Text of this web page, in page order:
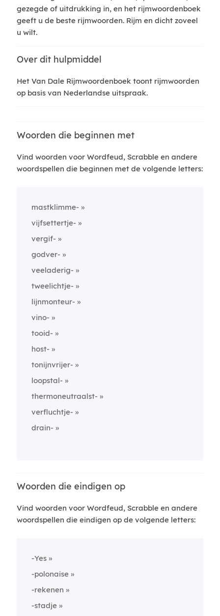
gezegde of uitdrukking in, en het rijmwoordenboek
geeft u de beste rijmwoorden. Rijm en dicht zoveel
u wilt.
Over dit hulpmiddel
Het Van Dale Rijmwoordenboek toont rijmwoorden
op basis van Nederlandse uitspraak.
Woorden die beginnen met
Vind woorden voor Wordfeud, Scrabble en andere
woordspellen die beginnen met de volgende letters:
mastklimme-
vijfsettertje-
vergif-
godver-
veeladerig-
tweelichtje-
lijnmonteur-
vino-
tooid-
host-
tonijnvrijer-
loopstal-
thermoneutraalst-
verfluchtje-
drain-
Woorden die eindigen op
Vind woorden voor Wordfeud, Scrabble en andere
woordspellen die eindigen op de volgende letters:
-Yes
-polonaise
-rekenen
-stadje